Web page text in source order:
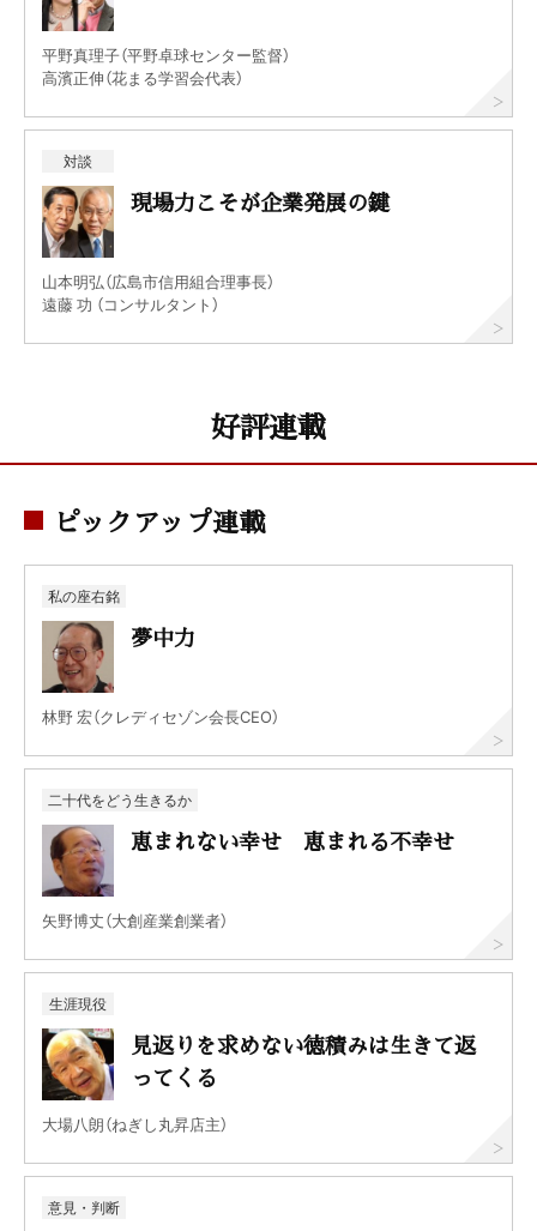
平野真理子（平野卓球センター監督）
高濱正伸（花まる学習会代表）
対談
現場力こそが企業発展の鍵
山本明弘（広島市信用組合理事長）
遠藤 功 （コンサルタント）
好評連載
ピックアップ連載
私の座右銘
夢中力
林野 宏（クレディセゾン会長CEO）
二十代をどう生きるか
恵まれない幸せ 恵まれる不幸せ
矢野博丈（大創産業創業者）
生涯現役
見返りを求めない徳積みは生きて返
ってくる
大場八朗（ねぎし丸昇店主）
意見・判断